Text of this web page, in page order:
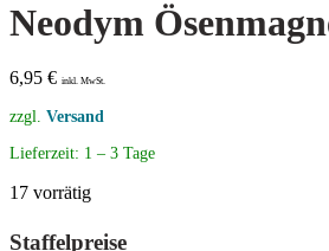
Neodym
6,95 € inkl. MwSt.
zzgl. Versand
Lieferzeit: 1 – 3 Tage
17 vorrätig
Staffelpreise